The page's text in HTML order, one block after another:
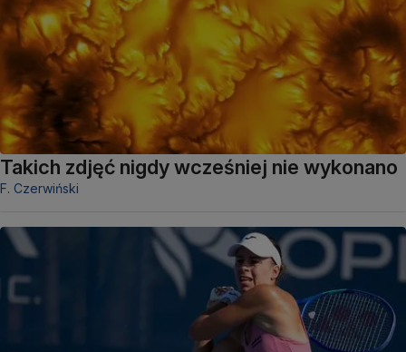
Takich zdjęć nigdy wcześniej nie wykonano
F. Czerwiński